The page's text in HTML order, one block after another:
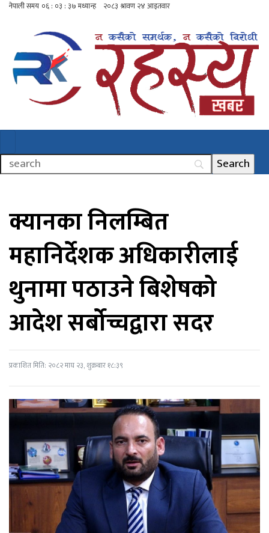
क्यानका निलम्बित
महानिर्देशक अधिकारीलाई
थुनामा पठाउने बिशेषको
आदेश सर्बोच्चद्वारा सदर
प्रकाशित मिति: २०८२ माघ २३, शुक्रबार १८:३९